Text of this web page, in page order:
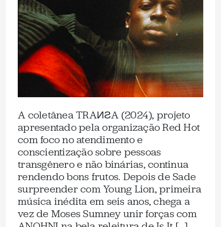
A coletânea TRAИƧA (2024), projeto
apresentado pela organização Red Hot
com foco no atendimento e
conscientização sobre pessoas
transgênero e não binárias, continua
rendendo bons frutos. Depois de Sade
surpreender com Young Lion, primeira
música inédita em seis anos, chega a
vez de Moses Sumney unir forças com